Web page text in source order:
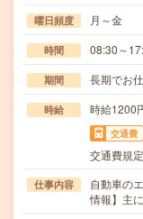
曜日頻度 月～金
時間 08:30～
期間 長期でお
時給 時給1200
交通費
交通費規
仕事内容
自動車の
情報】主